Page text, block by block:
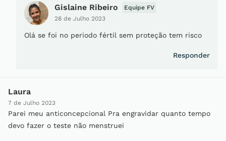
Gislaine Ribeiro
28 de Julho 2023
Equipe FV
Olá se foi no periodo fértil sem proteção tem risco
Responder
Laura
7 de Julho 2023
Parei meu anticoncepcional Pra engravidar quanto tempo
devo fazer o teste não menstruei